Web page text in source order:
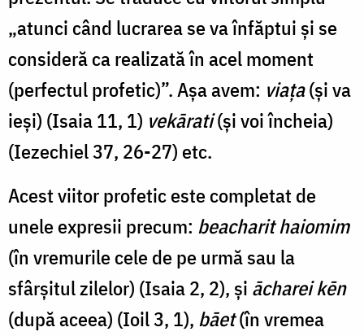
„atunci când lucrarea se va înfăptui şi se
consideră ca realizată în acel moment
(perfectul profetic)”. Aşa avem: viaţa(şi va
ieşi) (Isaia 11, 1) vekārati(şi voi încheia)
(Iezechiel 37, 26-27) etc.
Acest viitor profetic este completat de
unele expresii precum: beacharit haiomim
(în vremurile cele de pe urmă sau la
sfârşitul zilelor) (Isaia 2, 2), şi āchareikēn
(dupăaceea) (Ioil 3, 1), bāet(în vremea